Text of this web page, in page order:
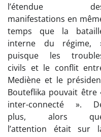
l’étendue
manifestations en
temps que la
interne du régime,
puisque les
civils et le conflit
Mediène et le
Bouteflika pouvait être
inter-connecté ».
plus, alors
l’attention était sur